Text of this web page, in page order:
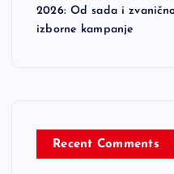
2026: Od sada i
izborne kampanje
Recent Comments